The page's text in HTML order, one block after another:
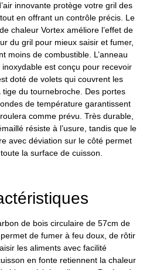
innovante protège votre gril des
en offrant un contrôle précis. Le
chaleur Vortex améliore l’effet de
du gril pour mieux saisir et fumer,
moins de combustible. L’anneau
inoxydable est conçu pour recevoir
doté de volets qui couvrent les
du tournebroche. Des portes
de température garantissent
comme prévu. Très durable,
résiste à l’usure, tandis que le
avec déviation sur le côté permet
la surface de cuisson.
de bois circulaire de 57cm de
de fumer à feu doux, de rôtir
les aliments avec facilité
en fonte retiennent la chaleur